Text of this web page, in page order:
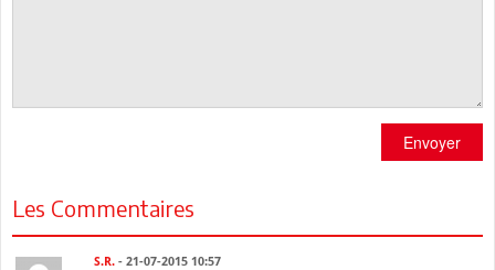
Envoyer
Les Commentaires
S.R. - 21-07-2015 10:57